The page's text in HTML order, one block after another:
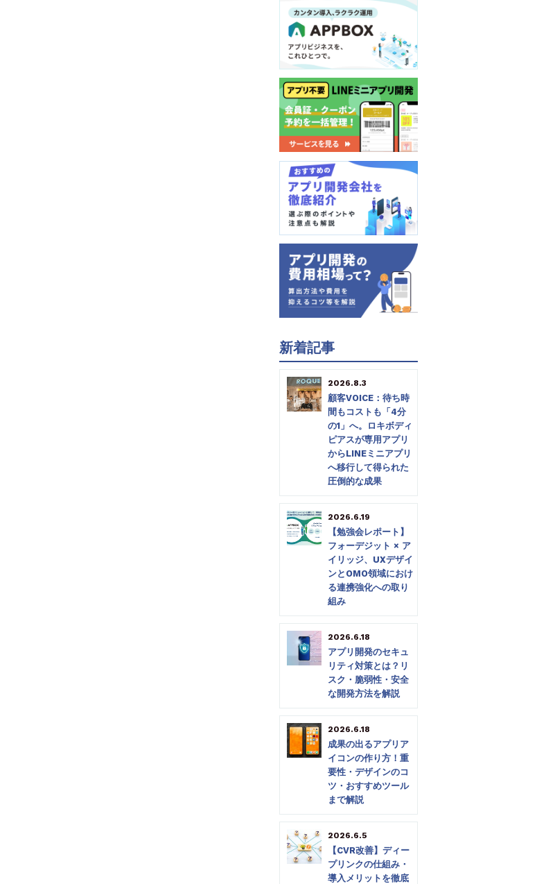
新着記事
2026.8.3
顧客VOICE：待ち時
間もコストも「4分
の1」へ。ロキボディ
ピアスが専用アプリ
からLINEミニアプリ
へ移行して得られた
圧倒的な成果
2026.6.19
【勉強会レポート】
フォーデジット × ア
イリッジ、UXデザイ
ンとOMO領域におけ
る連携強化への取り
組み
2026.6.18
アプリ開発のセキュ
リティ対策とは？リ
スク・脆弱性・安全
な開発方法を解説
2026.6.18
成果の出るアプリア
イコンの作り方！重
要性・デザインのコ
ツ・おすすめツール
まで解説
2026.6.5
【CVR改善】ディー
プリンクの仕組み・
導入メリットを徹底